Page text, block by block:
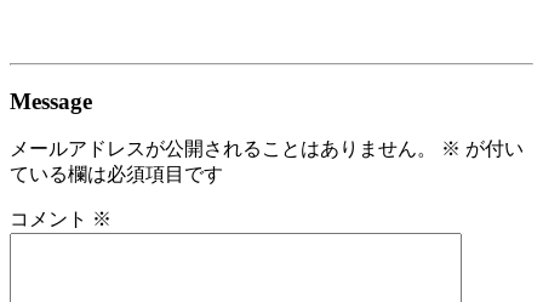
Message
メールアドレスが公開されることはありません。 ※ が付い
ている欄は必須項目です
コメント ※